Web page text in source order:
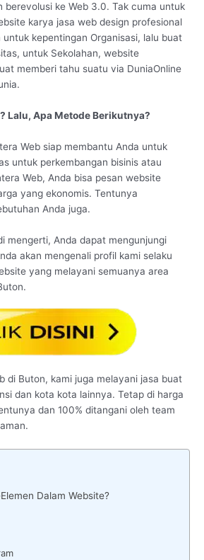
berevolusi ke Web 3.0. Tak cuma untuk
karya jasa web design profesional
kepentingan Organisasi, lalu buat
untuk Sekolahan, website
memberi tahu suatu via DuniaOnline
Lalu, Apa Metode Berikutnya?
Web siap membantu Anda untuk
untuk perkembangan bisinis atau
Web, Anda bisa pesan website
yang ekonomis. Tentunya
Anda juga.
mengerti, Anda dapat mengunjungi
akan mengenali profil kami selaku
yang melayani semuanya area
di Buton, kami juga melayani jasa buat
dan kota kota lainnya. Tetap di harga
dan 100% ditangani oleh team
Dalam Website?